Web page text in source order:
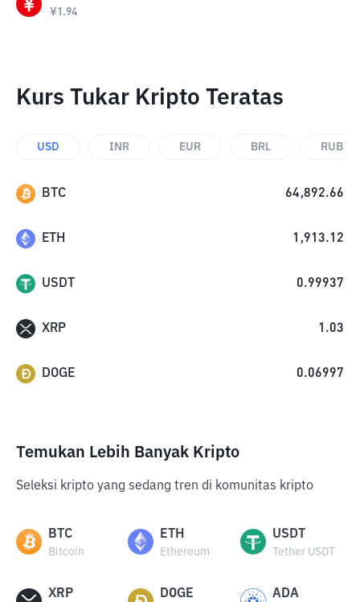
¥1.94
Kurs Tukar Kripto Teratas
USD INR EUR BRL RUB
BTC 64,892.66
ETH 1,913.12
USDT 0.99937
XRP 1.03
DOGE 0.06997
Temukan Lebih Banyak Kripto
Seleksi kripto yang sedang tren di komunitas kripto
BTC
Bitcoin
ETH
Ethereum
USDT
Tether USDT
XRP DOGE ADA